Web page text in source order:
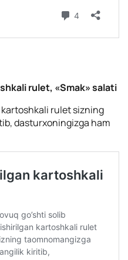
rulet, «Smak» salati
kartoshkali rulet sizning
dasturxoningizga ham